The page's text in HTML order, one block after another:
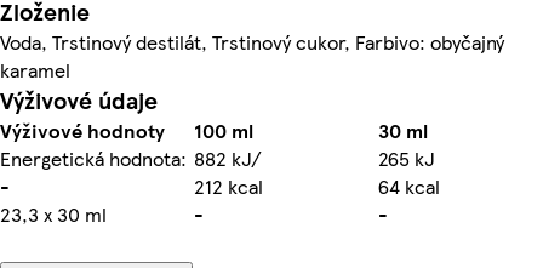
Zloženie
Voda, Trstinový destilát, Trstinový cukor, Farbivo: obyčajný
karamel
Výživové údaje
Výživové hodnoty 100 ml
30 ml
Energetická hodnota: 882 kJ/
265 kJ
-
212 kcal
64 kcal
23,3 x 30 ml
- -